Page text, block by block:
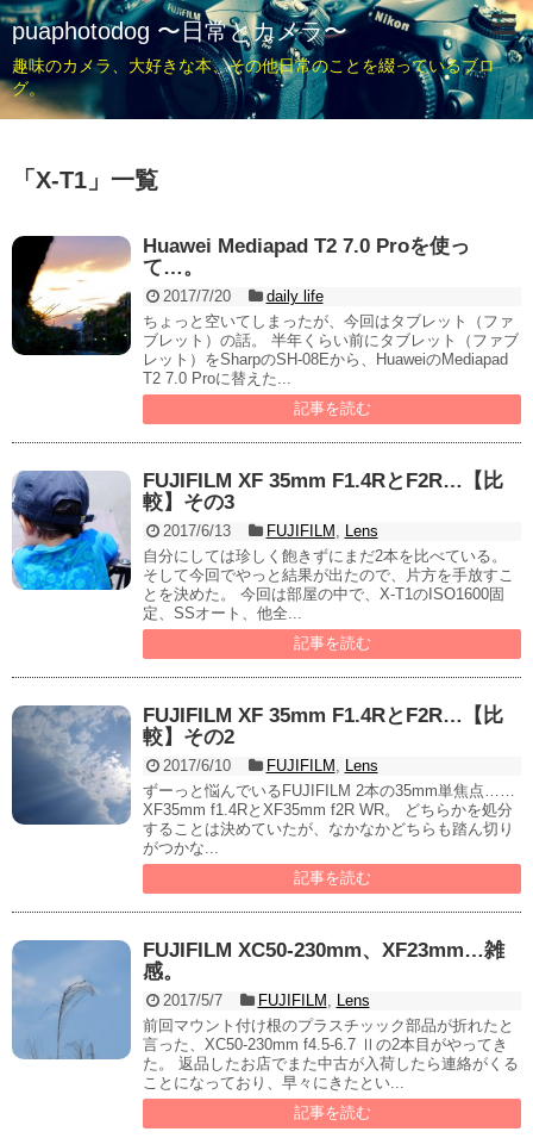
puaphotodog 〜日常とカメラ〜
趣味のカメラ、大好きな本、その他日常のことを綴っているブロ
グ。
「 X-T1 」 一覧
Huawei Mediapad T2 7.0 Proを使っ
て…。
2017/7/20
daily life
ちょっと空いてしまったが、今回はタブレット（ファ
ブレット）の話。 半年くらい前にタブレット（ファブ
レット）をSharpのSH-08Eから、HuaweiのMediapad
T2 7.0 Proに替えた...
記事を読む
FUJIFILM XF 35mm F1.4RとF2R…【比
較】その3
2017/6/13 FUJIFILM
Lens
自分にしては珍しく飽きずにまだ2本を比べている。
そして今回でやっと結果が出たので、片方を手放すこ
とを決めた。 今回は部屋の中で、X-T1のISO1600固
定、SSオート、他全...
記事を読む
FUJIFILM XF 35mm F1.4RとF2R…【比
較】その2
2017/6/10 FUJIFILM
Lens
ずーっと悩んでいるFUJIFILM 2本の35mm単焦点……
XF35mm f1.4RとXF35mm f2R WR。 どちらかを処分
することは決めていたが、なかなかどちらも踏ん切り
がつかな...
記事を読む
FUJIFILM XC50-230mm、XF23mm…雑
感。
2017/5/7 FUJIFILM
Lens
前回マウント付け根のプラスチッック部品が折れたと
言った、XC50-230mm f4.5-6.7 Ⅱの2本目がやってき
た。 返品したお店でまた中古が入荷したら連絡がくる
ことになっており、早々にきたとい...
記事を読む